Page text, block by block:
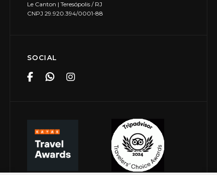
Le Canton | Teresópolis / RJ
CNPJ 29.920.394/0001-88
SOCIAL